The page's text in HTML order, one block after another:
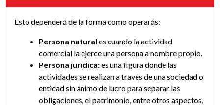
Esto dependerá de la forma como operarás:
Persona natural es cuando la actividad
comercial la ejerce una persona a nombre propio.
Persona jurídica:es una figura donde las
actividades se realizan a través de una sociedad o
entidad sin ánimo de lucro para separar las
obligaciones, el patrimonio, entre otros aspectos,